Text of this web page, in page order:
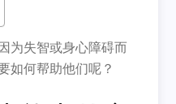
为失智或身心障碍而
如何帮助他们呢？